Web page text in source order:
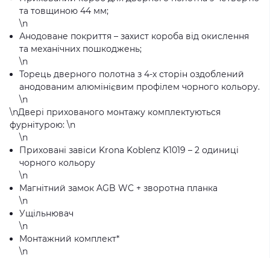
та товщиною 44 мм;
\n
Анодоване покриття – захист короба від окислення
та механічних пошкоджень;
\n
Торець дверного полотна з 4-х сторін оздоблений
анодованим алюмінієвим профілем чорного кольору.
\n
\nДвері прихованого монтажу комплектуються
фурнітурою: \n
\n
Приховані завіси Krona Koblenz K1019 – 2 одиниці
чорного кольору
\n
Магнітний замок AGB WC + зворотна планка
\n
Ущільнювач
\n
Монтажний комплект*
\n